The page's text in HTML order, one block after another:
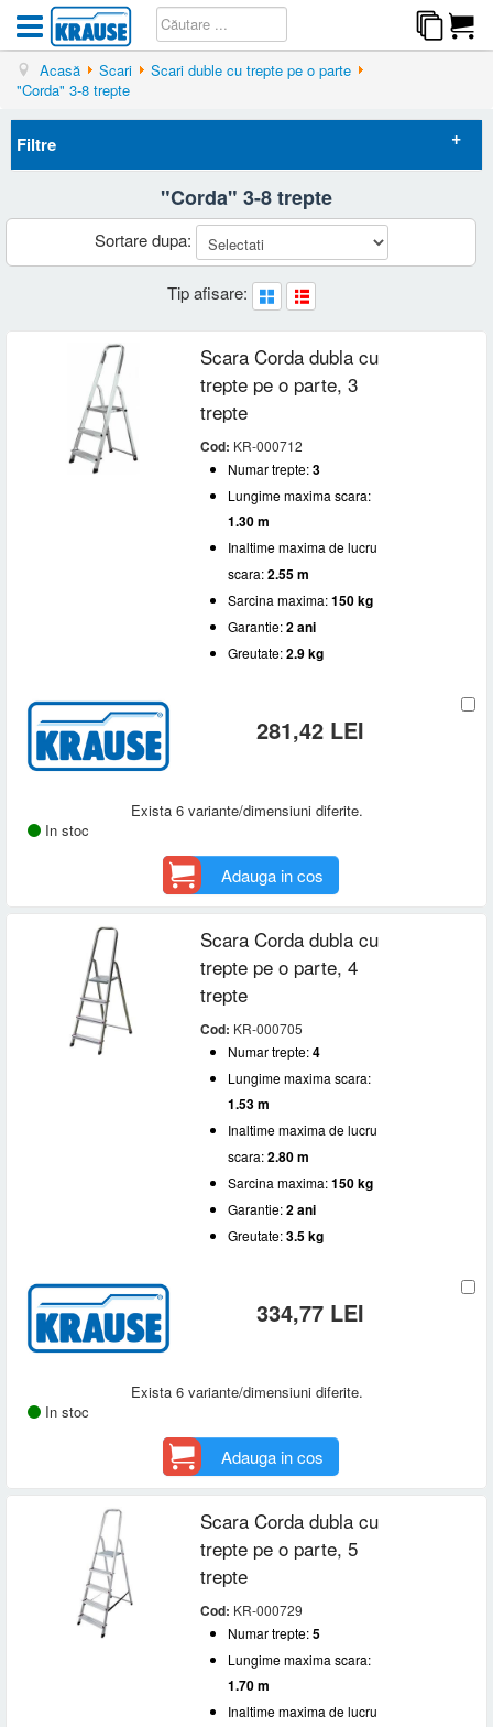
Acasă Scari
Scari duble cu trepte pe o parte
"Corda" 3-8 trepte
Filtre
Elimina filtrele
Preț
KRAUSE
Numar trepte
(1)
(1)
(1)
(1)
Lungime maxima scara
Sub 2 m(4)
2 - 3 m
Inaltime platforma
Inaltime maxima de lucru scara
"Corda" 3-8 trepte
Sortare dupa:
Tip afisare:
Scara Corda dubla cu
trepte pe o parte, 3
trepte
Cod: KR-000712
Numar trepte:3
Lungime maxima scara:
1.30 m
Inaltime maxima de lucru
scara:2.55 m
Sarcina maxima:150 kg
Garantie:2 ani
Greutate:2.9 kg
281,42 LEI
Exista 6 variante/dimensiuni diferite.
In stoc
Adauga in cos
Scara Corda dubla cu
trepte pe o parte, 4
trepte
Cod: KR-000705
Numar trepte:4
Lungime maxima scara:
1.53 m
Inaltime maxima de lucru
scara:2.80 m
Sarcina maxima:150 kg
Garantie:2 ani
Greutate:3.5 kg
334,77 LEI
Exista 6 variante/dimensiuni diferite.
In stoc
Adauga in cos
Scara Corda dubla cu
trepte pe o parte, 5
trepte
Cod: KR-000729
Numar trepte:5
Lungime maxima scara:
1.70 m
Inaltime maxima de lucru